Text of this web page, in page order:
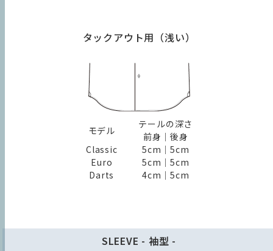
／ 加算ポイント：1,300 ポイント
2026年08月31日
ベーシックなピンオックスホワイト
自分好みにカスタマイズする
タックアウト用（浅い）
モデル
テールの深さ
前身｜後身
Classic
5cm｜5cm
Euro
5cm｜5cm
Darts
4cm｜5cm
SLEEVE - 袖型 -